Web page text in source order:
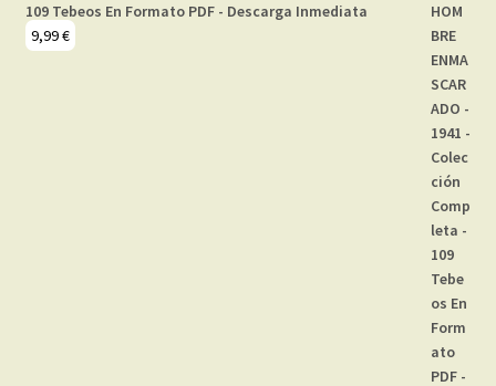
109 Tebeos En Formato PDF - Descarga Inmediata
9,99€